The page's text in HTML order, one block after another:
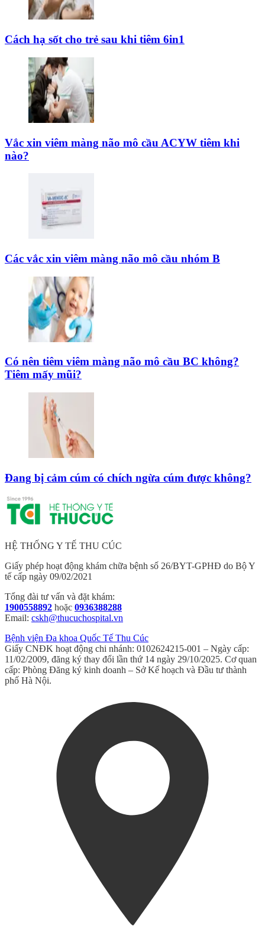
Cách hạ sốt cho trẻ sau khi tiêm 6in1
Vắc xin viêm màng não mô cầu ACYW tiêm khi
nào?
Các vắc xin viêm màng não mô cầu nhóm B
Có nên tiêm viêm màng não mô cầu BC không?
Tiêm mấy mũi?
Đang bị cảm cúm có chích ngừa cúm được không?
HỆ THỐNG Y TẾ THU CÚC
Giấy phép hoạt động khám chữa bệnh số 26/BYT-GPHĐ do Bộ Y
tế cấp ngày 09/02/2021
Tổng đài tư vấn và đặt khám:
1900558892 hoặc 0936388288
Email: cskh@thucuchospital.vn
Bệnh viện Đa khoa Quốc Tế Thu Cúc
Giấy CNĐK hoạt động chi nhánh: 0102624215-001 – Ngày cấp:
11/02/2009, đăng ký thay đổi lần thứ 14 ngày 29/10/2025. Cơ quan
cấp: Phòng Đăng ký kinh doanh – Sở Kế hoạch và Đầu tư thành
phố Hà Nội.